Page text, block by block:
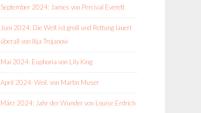
September 2024: James von Percival Everett
Juni 2024: Die Welt ist groß und Rettung lauert
überall von Ilija Trojanow
Mai 2024: Euphoria von Lily King
April 2024: Weil. von Martin Muser
März 2024: Jahr der Wunder von Louise Erdrich